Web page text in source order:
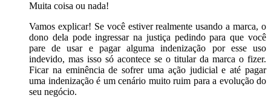
Muita coisa ou nada!
Vamos explicar! Se você estiver realmente usando a marca, o
dono dela pode ingressar na justiça pedindo para que você
pare de usar e pagar alguma indenização por esse uso
indevido, mas isso só acontece se o titular da marca o fizer.
Ficar na eminência de sofrer uma ação judicial e até pagar
uma indenização é um cenário muito ruim para a evolução do
seu negócio.